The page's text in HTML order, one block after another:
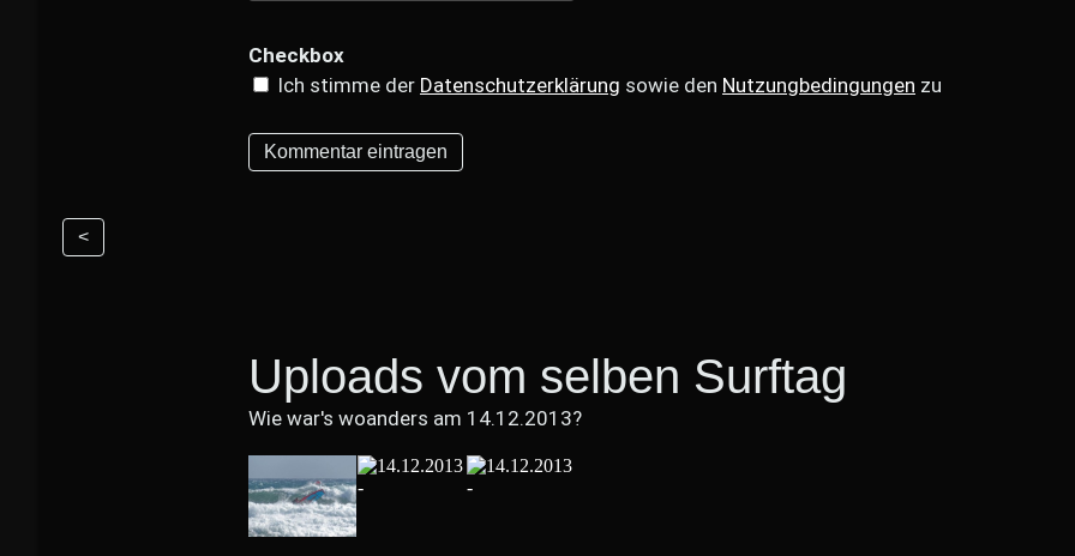
Checkbox
Ich stimme der Datenschutzerklärung sowie den Nutzungbedingungen zu
<
Uploads vom selben Surftag
Wie war's woanders am 14.12.2013?